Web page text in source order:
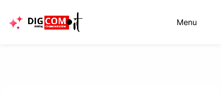
contenuto
Menu